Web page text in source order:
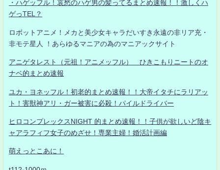
・ハゲッフル！哀愁のハゲ男の髪ってるまとめ速報！！激しくハ
ゲっTEL？
ロボットアニメ！メカと美少女キャラだいすき永遠の非リア充・
非モテ星人 ！あらゆるマニアの為のマニアックサイト
アニゲタレスト（元祖！アニメッフル） ひきこもりニートのオ
ナベ的まとめ速報
ユカ・ヨネッフル！初老的まとめ速報！！大帝イタチにラリアッ
ト！害獣神アリ・ガー被害に必殺！パイルドライバー
ヒロコンプレックスNIGHT 的まとめ速報！！子供が欲しいど陰キ
ャアラフィフ女子のめざせ！専業主婦！婚活計画編
萌えっとこあに！